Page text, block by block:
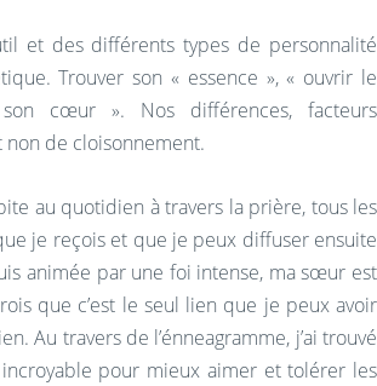
et des différents types de personnalité
Trouver son « essence », « ouvrir le
cœur ». Nos différences, facteurs
non de cloisonnement.
au quotidien à travers la prière, tous les
je reçois et que je peux diffuser ensuite
animée par une foi intense, ma sœur est
que c’est le seul lien que je peux avoir
Au travers de l’énneagramme, j’ai trouvé
pour mieux aimer et tolérer les